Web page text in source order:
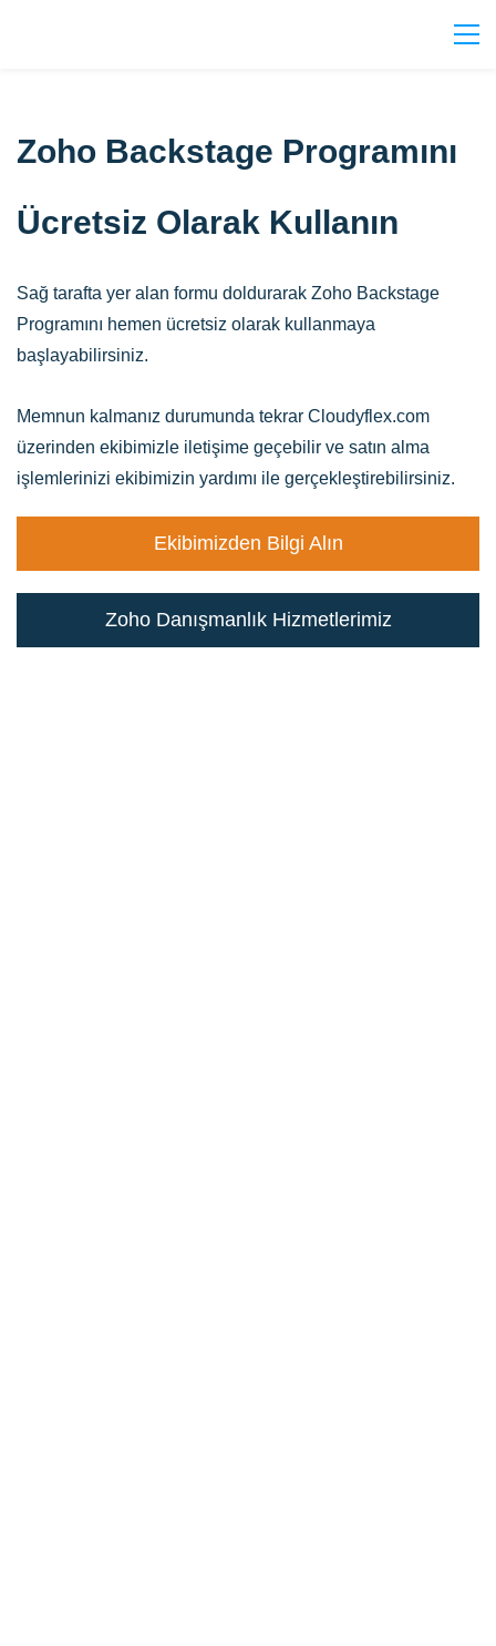
Zoho Backstage Programını
Ücretsiz Olarak Kullanın
Sağ tarafta yer alan formu doldurarak Zoho Backstage
Programını hemen ücretsiz olarak kullanmaya
başlayabilirsiniz.
Memnun kalmanız durumunda tekrar Cloudyflex.com
üzerinden ekibimizle iletişime geçebilir ve satın alma
işlemlerinizi ekibimizin yardımı ile gerçekleştirebilirsiniz.
Ekibimizden Bilgi Alın
Zoho Danışmanlık Hizmetlerimiz